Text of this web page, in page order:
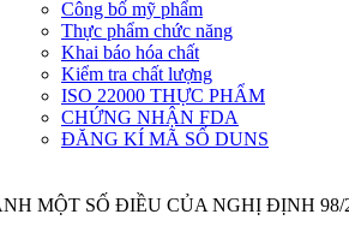
Dịch
vụ
khác
Công bố mỹ phẩm
Thực phẩm chức năng
Khai báo hóa chất
Kiểm tra chất lượng
ISO 22000 THỰC PHẨM
CHỨNG NHẬN FDA
ĐĂNG KÍ MÃ SỐ DUNS